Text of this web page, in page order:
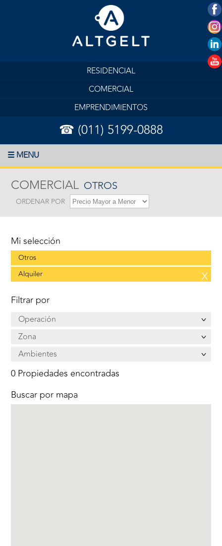
RESIDENCIAL
COMERCIAL
EMPRENDIMIENTOS
☎ (011) 5199-0888
☰ MENU
COMERCIAL OTROS
ORDENAR POR
Mi selección
Otros
Alquiler
X
Filtrar por
Operación
Zona
Ambientes
0 Propiedades encontradas
Buscar por mapa